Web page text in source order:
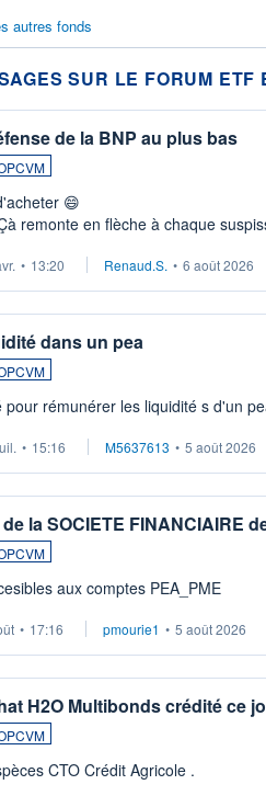
autres fonds
SUR LE FORUM ETF
de la BNP au plus bas
😄​
remonte en flèche à chaque
• 13:20 Renaud.S. • 6 août 2026
dans un pea
rémunérer les liquidité s d'un
• 15:16 M5637613 • 5 août 2026
la SOCIETE FINANCIAIRE
OPCVM accesibles aux comptes PEA_PME
• 17:16 pmourie1 • 5 août 2026
H2O Multibonds crédité ce
CTO Crédit Agricole .